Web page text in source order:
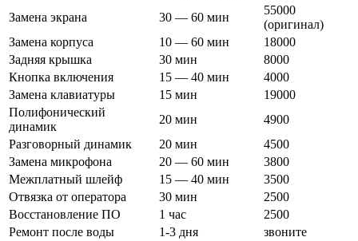
Замена экрана 30 — 60 мин
55000
(оригинал)
Замена корпуса
10 — 60 мин
18000
Задняя крышка
30 мин
8000
Кнопка включения
15 — 40 мин
4000
Замена клавиатуры
15 мин
19000
Полифонический
динамик
20 мин
4900
Разговорный динамик
20 мин
4500
Замена микрофона
20 — 60 мин
3800
Межплатный шлейф
15 — 40 мин
3500
Отвязка от оператора
30 мин
2500
Восстановление ПО
1 час
2500
Ремонт после воды
1-3 дня
звоните